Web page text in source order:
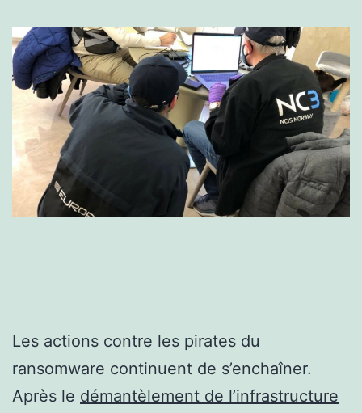
Les actions contre les pirates du
ransomware continuent de s’enchaîner.
Après le démantèlement de l’infrastructure